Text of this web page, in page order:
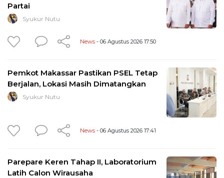
Partai
Syukur Nutu
News - 06 Agustus 2026 17:50
Pemkot Makassar Pastikan PSEL Tetap
Berjalan, Lokasi Masih Dimatangkan
Syukur Nutu
News - 06 Agustus 2026 17:41
Parepare Keren Tahap II, Laboratorium
Latih Calon Wirausaha